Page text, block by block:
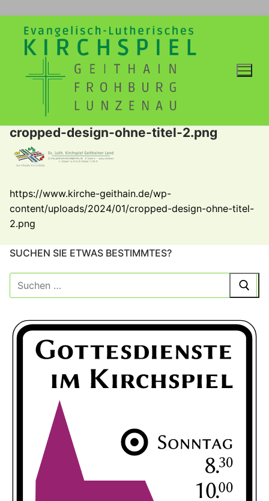
springen
cropped-design-ohne-titel-2.png
https://www.kirche-geithain.de/wp-
content/uploads/2024/01/cropped-design-ohne-titel-
2.png
SUCHEN SIE ETWAS BESTIMMTES?
Suche
nach: